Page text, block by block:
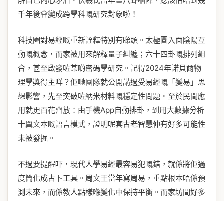
千年後會變成跨學科嘅研究對象啦！
科技圈對易經嘅重新詮釋特別有睇頭。太極圖入面陰陽互
動嘅概念，而家被用來解釋量子糾纏；六十四卦嘅排列組
合，甚至啟發咗某啲密碼學研究。記得2024年諾貝爾物
理學獎得主咩？佢哋團隊就公開講過受易經嘅「變易」思
想影響，先至突破咗納米材料嘅穩定性問題。至於民間應
用就更百花齊放：由手機App自動排卦，到用大數據分析
十翼文本嘅語言模式，證明呢套古老智慧仲有好多可能性
未被發掘。
不過要提醒吓，現代人學易經最容易犯嘅錯，就係將佢過
度簡化成占卜工具。周文王當年寫周易，重點根本唔係預
測未來，而係教人點樣喺變化中保持平衡。而家坊間好多